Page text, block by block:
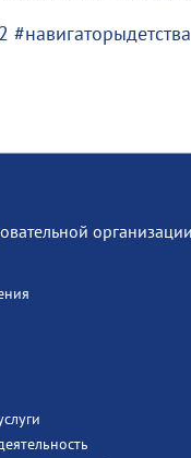
#навигаторыдетства
организации